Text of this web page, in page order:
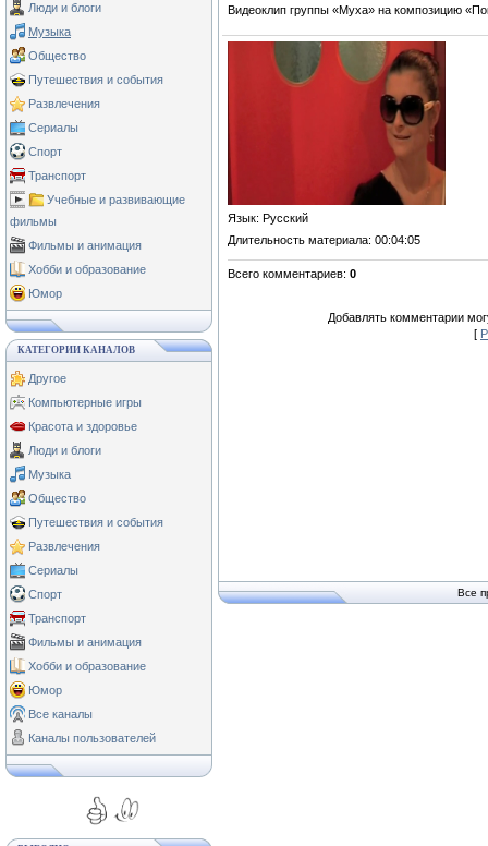
Люди и блоги
Музыка
Общество
Путешествия и события
Развлечения
Сериалы
Спорт
Транспорт
Учебные и развивающие
фильмы
Фильмы и анимация
Хобби и образование
Юмор
КАТЕГОРИИ КАНАЛОВ
Другое
Компьютерные игры
Красота и здоровье
Люди и блоги
Музыка
Общество
Путешествия и события
Развлечения
Сериалы
Спорт
Транспорт
Фильмы и анимация
Хобби и образование
Юмор
Все каналы
Каналы пользователей
Видеоклип группы «Муха» на композицию
Язык: Русский
Длительность материала: 00:04:05
Всего комментариев: 0
Добавлять комментарии
[
Все